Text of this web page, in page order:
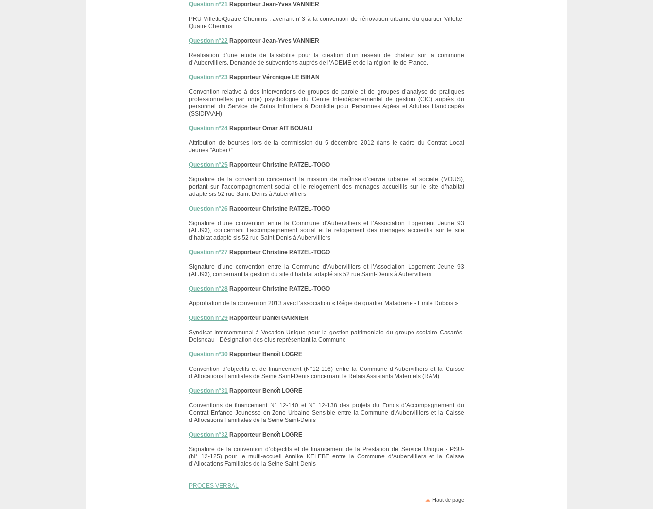
Question n°21 Rapporteur Jean-Yves VANNIER
PRU Villette/Quatre Chemins : avenant n°3 à la convention de rénovation urbaine du quartier Villette-
Quatre Chemins.
Question n°22 Rapporteur Jean-Yves VANNIER
Réalisation d’une étude de faisabilité pour la création d’un réseau de chaleur sur la commune
d’Aubervilliers. Demande de subventions auprès de l’ADEME et de la région Ile de France.
Question n°23 Rapporteur Véronique LE BIHAN
Convention relative à des interventions de groupes de parole et de groupes d’analyse de pratiques
professionnelles par un(e) psychologue du Centre Interdépartemental de gestion (CIG) auprès du
personnel du Service de Soins Infirmiers à Domicile pour Personnes Agées et Adultes Handicapés
(SSIDPAAH)
Question n°24 Rapporteur Omar AIT BOUALI
Attribution de bourses lors de la commission du 5 décembre 2012 dans le cadre du Contrat Local
Jeunes "Auber+"
Question n°25 Rapporteur Christine RATZEL-TOGO
Signature de la convention concernant la mission de maîtrise d’œuvre urbaine et sociale (MOUS),
portant sur l’accompagnement social et le relogement des ménages accueillis sur le site d’habitat
adapté sis 52 rue Saint-Denis à Aubervilliers
Question n°26 Rapporteur Christine RATZEL-TOGO
Signature d’une convention entre la Commune d’Aubervilliers et l’Association Logement Jeune 93
(ALJ93), concernant l’accompagnement social et le relogement des ménages accueillis sur le site
d’habitat adapté sis 52 rue Saint-Denis à Aubervilliers
Question n°27 Rapporteur Christine RATZEL-TOGO
Signature d’une convention entre la Commune d’Aubervilliers et l’Association Logement Jeune 93
(ALJ93), concernant la gestion du site d’habitat adapté sis 52 rue Saint-Denis à Aubervilliers
Question n°28 Rapporteur Christine RATZEL-TOGO
Approbation de la convention 2013 avec l’association « Régie de quartier Maladrerie - Emile Dubois »
Question n°29 Rapporteur Daniel GARNIER
Syndicat Intercommunal à Vocation Unique pour la gestion patrimoniale du groupe scolaire Casarès-
Doisneau - Désignation des élus représentant la Commune
Question n°30 Rapporteur Benoît LOGRE
Convention d’objectifs et de financement (N°12-116) entre la Commune d’Aubervilliers et la Caisse
d’Allocations Familiales de Seine Saint-Denis concernant le Relais Assistants Maternels (RAM)
Question n°31 Rapporteur Benoît LOGRE
Conventions de financement N° 12-140 et N° 12-138 des projets du Fonds d’Accompagnement du
Contrat Enfance Jeunesse en Zone Urbaine Sensible entre la Commune d’Aubervilliers et la Caisse
d’Allocations Familiales de la Seine Saint-Denis
Question n°32 Rapporteur Benoît LOGRE
Signature de la convention d’objectifs et de financement de la Prestation de Service Unique - PSU-
(N° 12-125) pour le multi-accueil Annike KELEBE entre la Commune d’Aubervilliers et la Caisse
d’Allocations Familiales de la Seine Saint-Denis
PROCES VERBAL
Haut de page